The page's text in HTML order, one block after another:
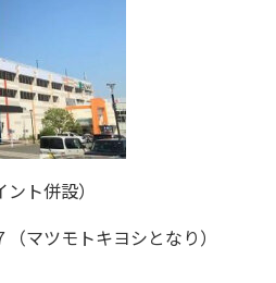
ト併設）
マツモトキヨシとなり）